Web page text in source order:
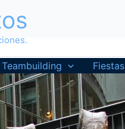
Teambuilding Fiestas